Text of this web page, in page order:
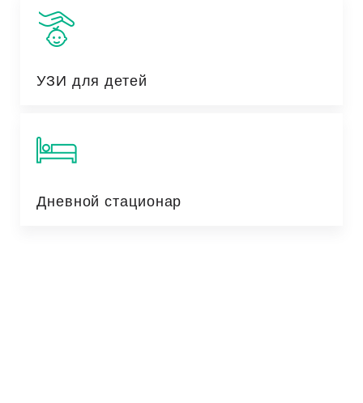
УЗИ для детей
Дневной стационар